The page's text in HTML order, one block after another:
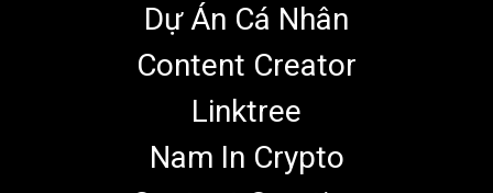
Dự Án Cá Nhân
Content Creator
Linktree
Nam In Crypto